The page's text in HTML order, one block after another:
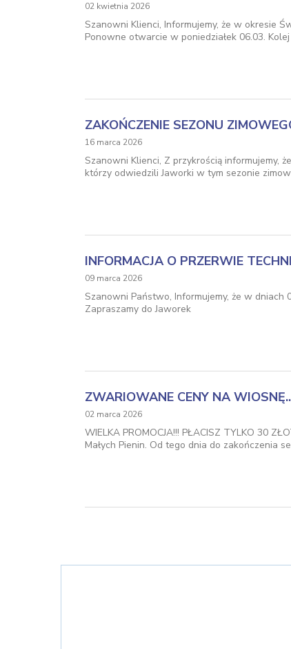
02 kwietnia 2026
Szanowni Klienci, Informujemy, że w okresie
Ponowne otwarcie w poniedziałek 06.03.
ZAKOŃCZENIE SEZONU
16 marca 2026
Szanowni Klienci, Z przykrością informujemy,
którzy odwiedzili Jaworki w tym sezonie
INFORMACJA O PRZERWIE
09 marca 2026
Szanowni Państwo, Informujemy, że w
Zapraszamy do Jaworek
ZWARIOWANE CENY NA
02 marca 2026
WIELKA PROMOCJA!!! PŁACISZ TYLKO 30
Małych Pienin. Od tego dnia do zakończenia